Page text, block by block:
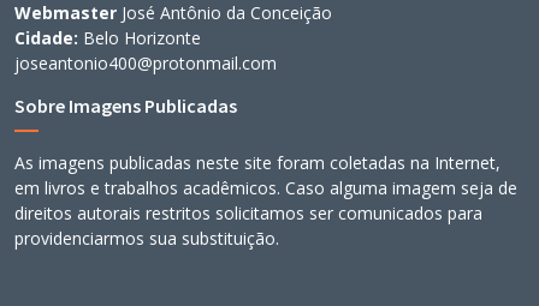
Webmaster José Antônio da Conceição
Cidade: Belo Horizonte
joseantonio400@protonmail.com
Sobre Imagens Publicadas
As imagens publicadas neste site foram coletadas na Internet,
em livros e trabalhos acadêmicos. Caso alguma imagem seja de
direitos autorais restritos solicitamos ser comunicados para
providenciarmos sua substituição.